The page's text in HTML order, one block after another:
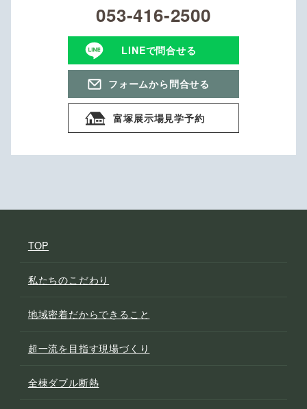
053-416-2500
LINEで問合せる
フォームから問合せる
富塚展示場見学予約
TOP
私たちのこだわり
地域密着だからできること
超一流を目指す現場づくり
全棟ダブル断熱